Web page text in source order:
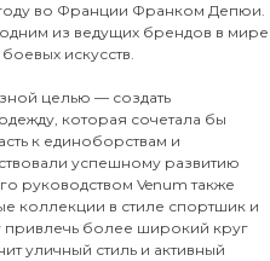
во Франции Франком Депюи.
из ведущих брендов в мире
искусств.
целью — создать
которая сочетала бы
к единоборствам и
успешному развитию
руководством Venum также
коллекции в стиле спортшик и
привлечь более широкий круг
уличный стиль и активный